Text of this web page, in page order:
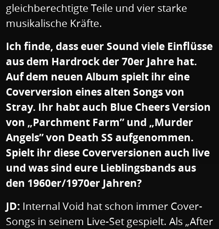
gleichberechtigte Teile und vier starke
musikalische Kräfte.
Ich finde, dass euer Sound viele Einflüsse
aus dem Hardrock der 70er Jahre hat.
Auf dem neuen Album spielt ihr eine
Coverversion eines alten Songs von
Stray. Ihr habt auch Blue Cheers Version
von „Parchment Farm” und „Murder
Angels” von Death SS aufgenommen.
Spielt ihr diese Coverversionen auch live
und was sind eure Lieblingsbands aus
den 1960er/1970er Jahren?
JD: Internal Void hat schon immer Cover-
Songs in seinem Live-Set gespielt. Als „After